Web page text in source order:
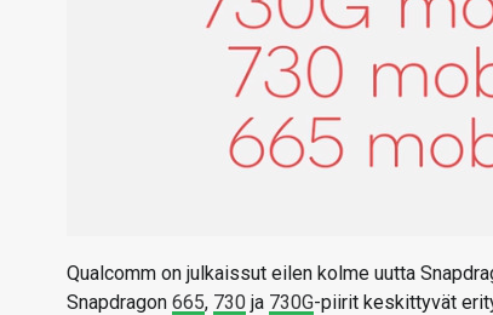
Qualcomm on julkaissut eilen kolme uutta
Snapdragon 665, 730 ja 730G-piirit keskittyvät